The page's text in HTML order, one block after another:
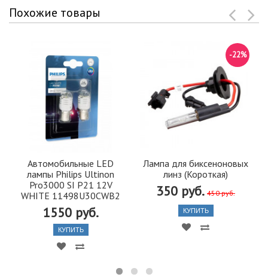
Похожие товары
Автомобильные LED
лампы Philips Ultinon
Pro3000 SI P21 12V
WHITE 11498U30CWB2
1550 руб.
КУПИТЬ
Лампа для биксеноновых
линз (Короткая)
350 руб. 450 руб.
-22%
КУПИТЬ